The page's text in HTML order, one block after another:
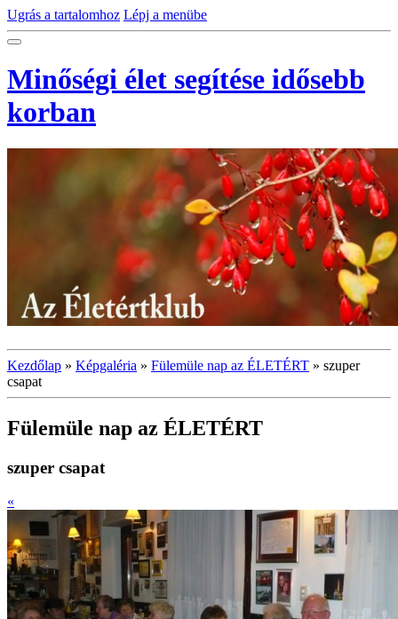
Ugrás a tartalomhoz Lépj a menübe
Minőségi élet segítése idősebb
korban
Kezdőlap » Képgaléria » Fülemüle nap az ÉLETÉRT » szuper
csapat
Fülemüle nap az ÉLETÉRT
szuper csapat
«